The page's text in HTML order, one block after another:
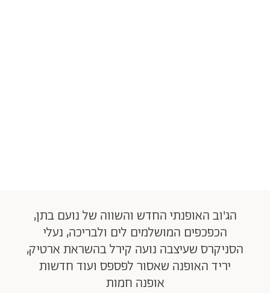
הג'וב האופנתי החדש והשווה של נועם בתן,
הכפכפים המושלמים לים ולבריכה, נעלי
הסניקרס שעיצבה נועה קירל בהשראת ארטיק,
יריד האופנה שאסור לפספס ועוד חדשות
אופנה חמות